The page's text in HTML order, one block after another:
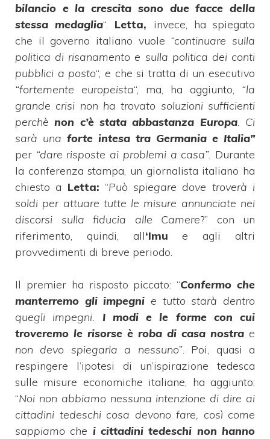
bilancio e la crescita sono due facce della
stessa medaglia“. Letta, invece, ha spiegato
che il governo italiano vuole “continuare sulla
politica di risanamento e sulla politica dei conti
pubblici a posto“, e che si tratta di un esecutivo
“fortemente europeista“, ma, ha aggiunto, “la
grande crisi non ha trovato soluzioni sufficienti
perchènon c’è stata abbastanza Europa. Ci
sarà una forte intesa tra Germania e Italia”
per “dare risposte ai problemi a casa”. Durante
la conferenza stampa, un giornalista italiano ha
chiesto a Letta: “Può spiegare dove troverà i
soldi per attuare tutte le misure annunciate nei
discorsi sulla fiducia alle Camere?” con un
riferimento, quindi, all‘Imu e agli altri
provvedimenti di breve periodo.
Il premier ha risposto piccato: “Confermo che
manterremo gli impegni e tutto starà dentro
quegli impegni. I modi e le forme con cui
troveremo le risorse è roba di casa nostra e
non devo spiegarla a nessuno”. Poi, quasi a
respingere l’ipotesi di un’ispirazione tedesca
sulle misure economiche italiane, ha aggiunto:
“Noi non abbiamo nessuna intenzione di dire ai
cittadini tedeschi cosa devono fare, così come
sappiamo che i cittadini tedeschi non hanno